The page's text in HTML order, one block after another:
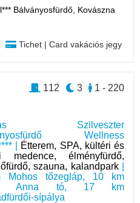
Bálványosfürdő, Kovászna
Tichet | Card vakációs jegy
Szilveszter
Wellness
| Étterem, SPA, kültéri és
medence, élményfürdő,
szauna, kalandpark|
Mohos tőzegláp, 10 km
Anna tó, 17 km
sípálya
1 - 220
3
112